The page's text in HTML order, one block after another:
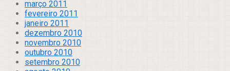
março 2011
fevereiro 2011
janeiro 2011
dezembro 2010
novembro 2010
outubro 2010
setembro 2010